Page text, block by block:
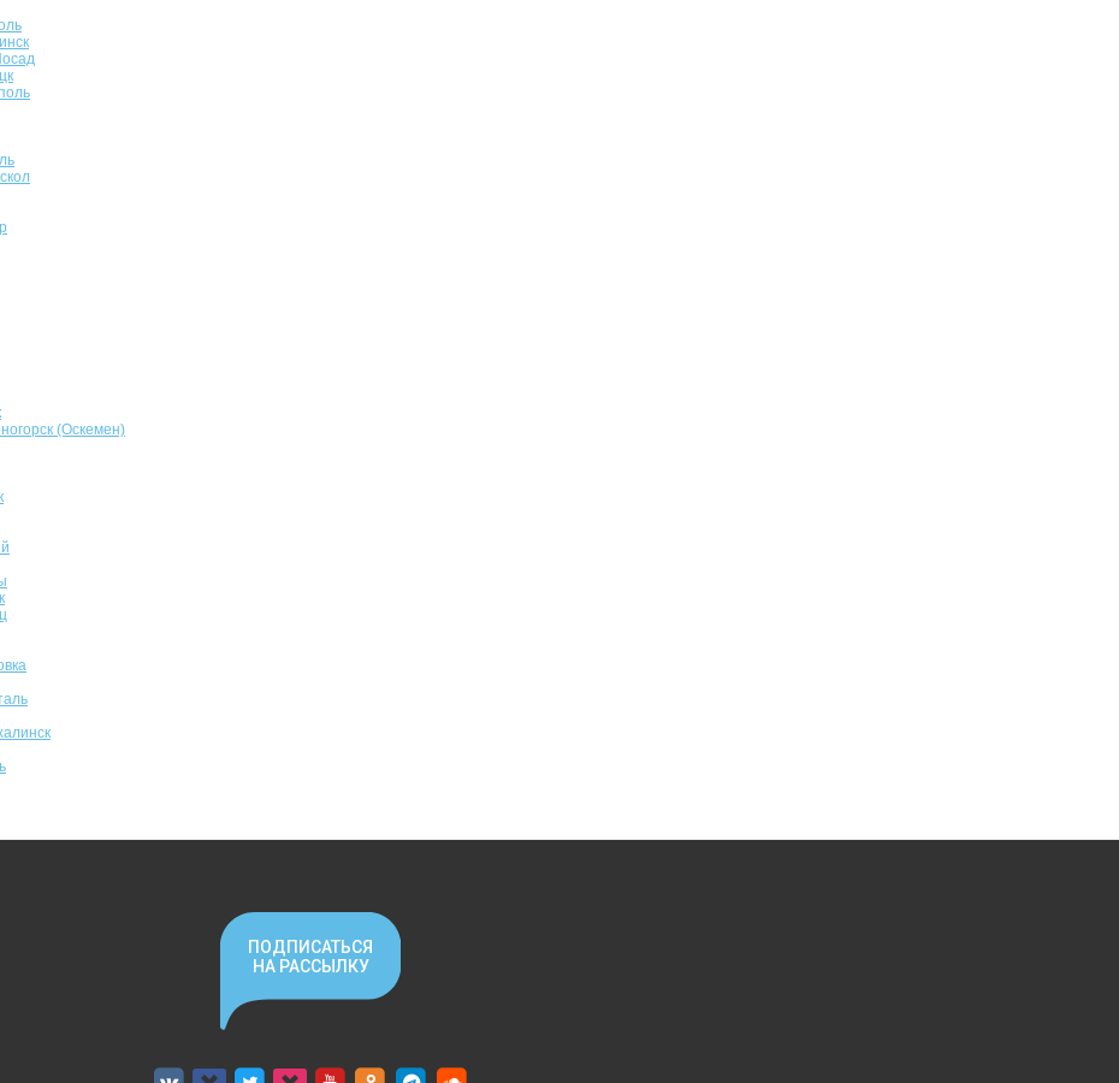
(Оскемен)
ПОДПИСАТЬСЯ
НА РАССЫЛКУ